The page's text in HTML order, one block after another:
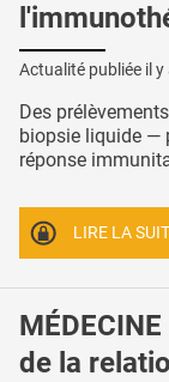
Actualité publiée il y
Des
biopsie liquide —
réponse
LIRE LA
de la